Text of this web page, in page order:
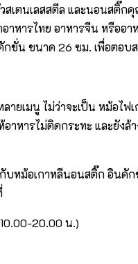
สเตนเลสสตีล และนอนสติ๊ก
หารไทย อาหารจีน หรือ
ขนาด 26 ซม. เพื่อตอบ
ยเมนู ไม่ว่าจะเป็น หม้อ
าหารไม่ติดกระทะ และยั
หม้อเกาหลีนอนสติ๊ก อินดั
20.00 น.)